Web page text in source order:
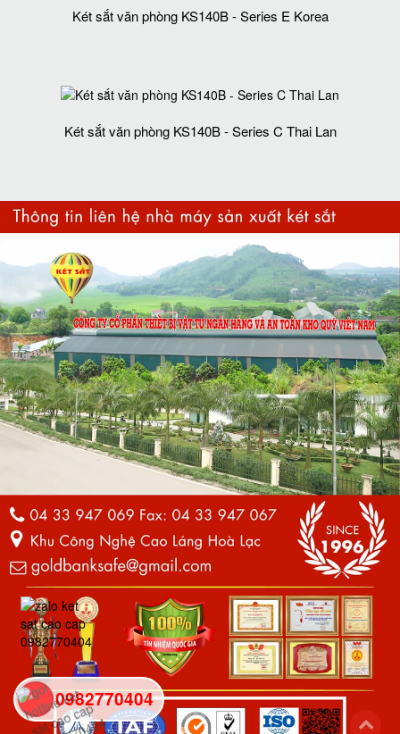
Két sắt văn phòng KS140B - Series E Korea
Két sắt văn phòng KS140B - Series C Thai Lan
0982770404